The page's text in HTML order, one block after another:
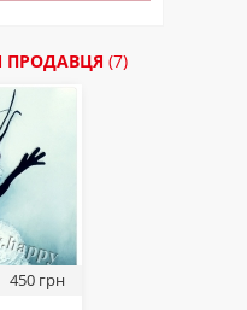
ПРОДАВЦЯ (7)
450 грн